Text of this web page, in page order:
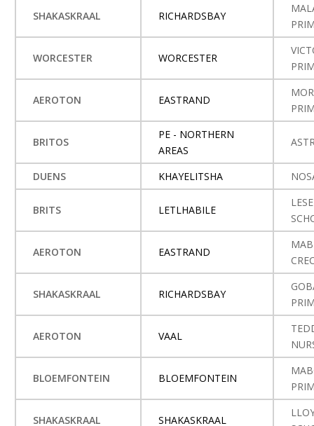
SHAKASKRAAL RICHARDSBAY
WORCESTER WORCESTER
AEROTON EASTRAND
BRITOS
PE - NORTHERN
AREAS
DUENS KHAYELITSHA
BRITS LETLHABILE
AEROTON EASTRAND
SHAKASKRAAL RICHARDSBAY
AEROTON VAAL
BLOEMFONTEIN BLOEMFONTEIN
SHAKASKRAAL SHAKASKRAAL